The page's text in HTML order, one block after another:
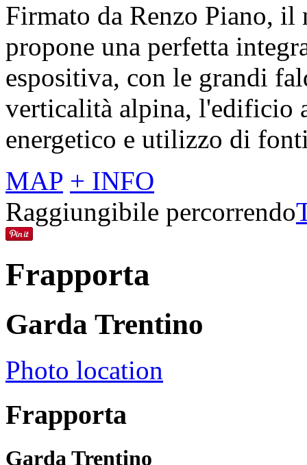
Firmato da Renzo Piano, il
propone una perfetta
espositiva, con le grandi
verticalità alpina, l'edificio
energetico e utilizzo di
MAP + INFO
Raggiungibile percorrendo
Frapporta
Garda Trentino
Photo location
Frapporta
Garda Trentino